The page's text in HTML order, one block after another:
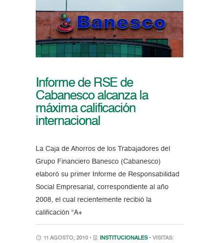
Informe de RSE de
Cabanesco alcanza la
máxima calificación
internacional
La Caja de Ahorros de los Trabajadores del
Grupo Financiero Banesco (Cabanesco)
elaboró su primer Informe de Responsabilidad
Social Empresarial, correspondiente al año
2008, el cual recientemente recibió la
calificación “A+
11 AGOSTO, 2010 • INSTITUCIONALES • VISITAS: